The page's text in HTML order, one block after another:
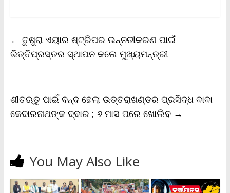
o
o
k
e
r
A
p
p
i
n
k
F
r
l
y
← ତୁଷୁରା ଏୟାର ଷ୍ଟ୍ରିପର ଉନ୍ନତୀକରଣ ପାଇଁ
ଭିତ୍ତିପ୍ରସ୍ତର ସ୍ଥାପନ କଲେ ମୁଖ୍ୟମନ୍ତ୍ରୀ
ଶୀତଋତୁ ପାଇଁ ବନ୍ଦ ହେଲା ଉତ୍ତରାଖଣ୍ଡର ପ୍ରସିଦ୍ଧ ବାବା
କେଦାରନାଥଙ୍କ ଦ୍ବାର ; ୬ ମାସ ପରେ ଖୋଲିବ →
You May Also Like